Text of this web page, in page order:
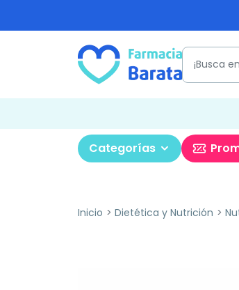
Categorías
Inicio Dietética y Nutrición